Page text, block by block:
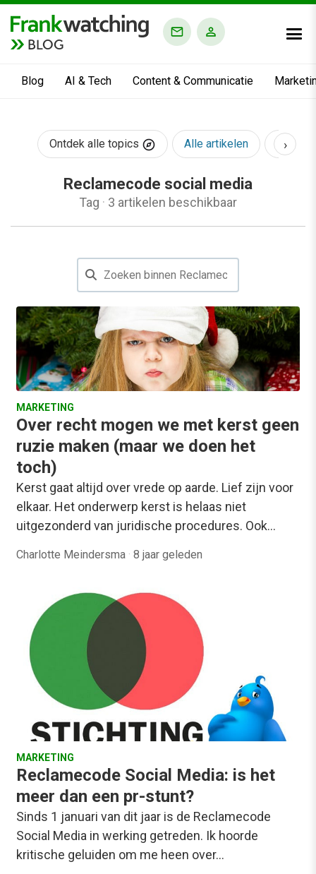
BLOG
Blog AI & Tech Content & Communicatie
Ontdek alle topics Alle artikelen AI &
›
Reclamecode social media
Tag · 3 artikelen beschikbaar
MARKETING
Over recht mogen we met kerst geen
ruzie maken (maar we doen het
toch)
Kerst gaat altijd over vrede op aarde. Lief zijn voor
elkaar. Het onderwerp kerst is helaas niet
uitgezonderd van juridische procedures. Ook…
Charlotte Meindersma · 8 jaar geleden
MARKETING
Reclamecode Social Media: is het
meer dan een pr-stunt?
Sinds 1 januari van dit jaar is de Reclamecode
Social Media in werking getreden. Ik hoorde
kritische geluiden om me heen over…